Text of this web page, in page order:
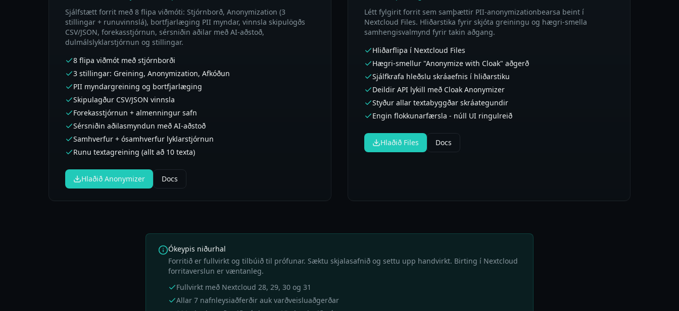
Sjálfstætt forrit með 8 flipa viðmóti: Stjórnborð, Anonymization (3
stillingar + runuvinnslá), bortfjarlæging PII myndar, vinnsla skipulögðs
CSV/JSON, forekasstjórnun, sérsniðin aðilar með AI-aðstoð,
dulmálslyklarstjórnun og stillingar.
8 flipa viðmót með stjórnborði
3 stillingar: Greining, Anonymization, Afkóðun
PII myndargreining og bortfjarlæging
Skipulagður CSV/JSON vinnsla
Forekasstjórnun + almenningur safn
Sérsniðin aðilasmyndun með AI-aðstoð
Samhverfur + ósamhverfur lyklarstjórnun
Runu textagreining (allt að 10 texta)
Hlaðið Anonymizer Docs
Létt fylgirit forrit sem samþættir PII-anonymizationbearsa beint í
Nextcloud Files. Hliðarstika fyrir skjóta greiningu og hægri-smella
samhengisvalmynd fyrir takin aðgang.
Hliðarflipa í Nextcloud Files
Hægri-smellur "Anonymize with Cloak" aðgerð
Sjálfkrafa hleðslu skráaefnis í hliðarstiku
Deildir API lykill með Cloak Anonymizer
Styður allar textabyggðar skráategundir
Engin flokkunarfærsla - núll UI ringulreið
Hlaðið Files Docs
Ókeypis niðurhal
Forritið er fullvirkt og tilbúið til prófunar. Sæktu skjalasafnið og settu upp handvirkt. Birting í Nextcloud
forritaverslun er væntanleg.
Fullvirkt með Nextcloud 28, 29, 30 og 31
Allar 7 nafnleysiaðferðir auk varðveisluaðgerðar